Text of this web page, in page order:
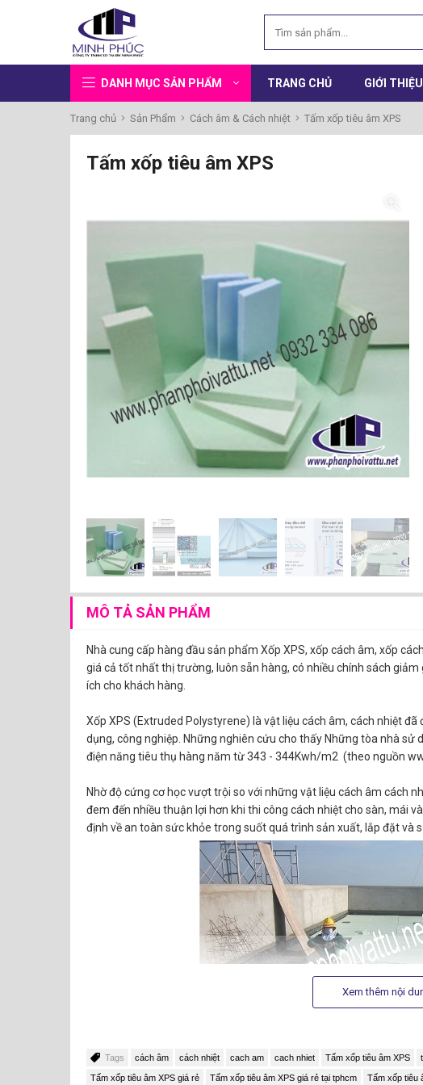
TRANG CHỦ GIỚI THIỆU
DANH MỤC SẢN PHẨM
Trang chủ Sản Phẩm Cách âm & Cách nhiệt Tấm xốp tiêu âm XPS
Tấm xốp tiêu âm XPS
MÔ TẢ SẢN PHẨM
Nhà cung cấp hàng đầu sản phẩm Xốp XPS, xốp cách âm, xốp
giá cả tốt nhất thị trường, luôn sẵn hàng, có nhiều chính sách
ích cho khách hàng.
Xốp XPS (Extruded Polystyrene) là vật liệu cách âm, cách nhiệt
dụng, công nghiệp. Những nghiên cứu cho thấy Những tòa nhà sử
điện năng tiêu thụ hàng năm từ 343 - 344Kwh/m2 (theo nguồn
Nhờ độ cứng cơ học vượt trội so với những vật liệu cách âm cách
đem đến nhiều thuận lợi hơn khi thi công cách nhiệt cho sàn, mái
định về an toàn sức khỏe trong suốt quá trình sản xuất, lắp đặt và
ĐẶC TÍNH SẢN PHẨM XỐP XPS:
Xem thêm nội
Tags cách âm cách nhiệt cach am cach nhiet Tấm xốp tiêu âm XPS
Tấm xốp tiêu âm XPS giá rẻ Tấm xốp tiêu âm XPS giá rẻ tại tphcm Tấm xốp tiêu